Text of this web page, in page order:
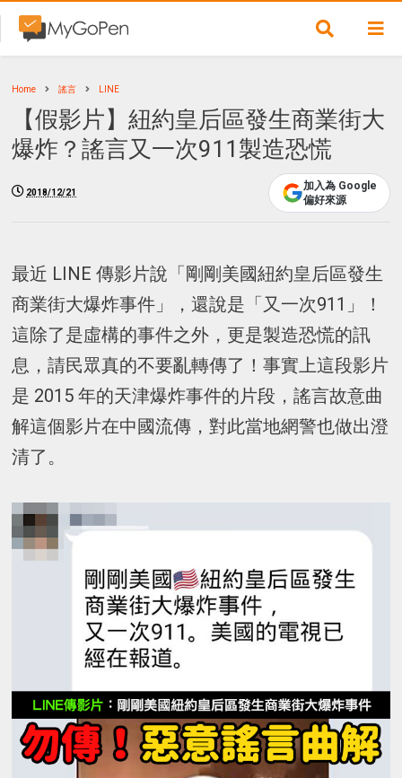
Home 謠言 LINE
【假影片】紐約皇后區發生商業街大
爆炸？謠言又一次911製造恐慌
2018/12/21
加入為 Google
偏好來源
最近 LINE 傳影片說「剛剛美國紐約皇后區發生
商業街大爆炸事件」，還說是「又一次911」！
這除了是虛構的事件之外，更是製造恐慌的訊
息，請民眾真的不要亂轉傳了！事實上這段影片
是 2015 年的天津爆炸事件的片段，謠言故意曲
解這個影片在中國流傳，對此當地網警也做出澄
清了。